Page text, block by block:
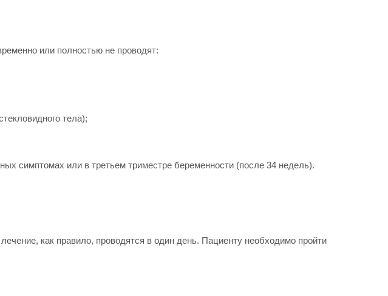
или полностью не проводят:
тела);
симптомах или в третьем триместре беременности (после 34 недель).
как правило, проводятся в один день. Пациенту необходимо пройти